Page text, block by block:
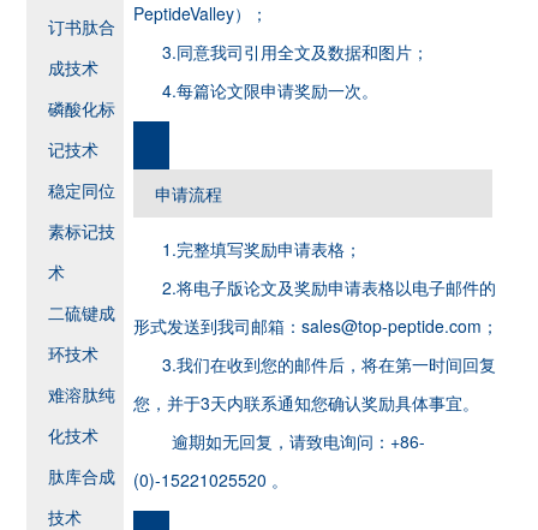
订书肽合
成技术
磷酸化标
记技术
稳定同位
素标记技
术
二硫键成
环技术
难溶肽纯
化技术
肽库合成
技术
PeptideValley）；
3.同意我司引用全文及数据和图片；
4.每篇论文限申请奖励一次。
申请流程
1.完整填写奖励申请表格；
2.将电子版论文及奖励申请表格以电子邮件的
形式发送到我司邮箱：sales@top-peptide.com；
3.我们在收到您的邮件后，将在第一时间回复
您，并于3天内联系通知您确认奖励具体事宜。
逾期如无回复，请致电询问：+86-
(0)-15221025520 。